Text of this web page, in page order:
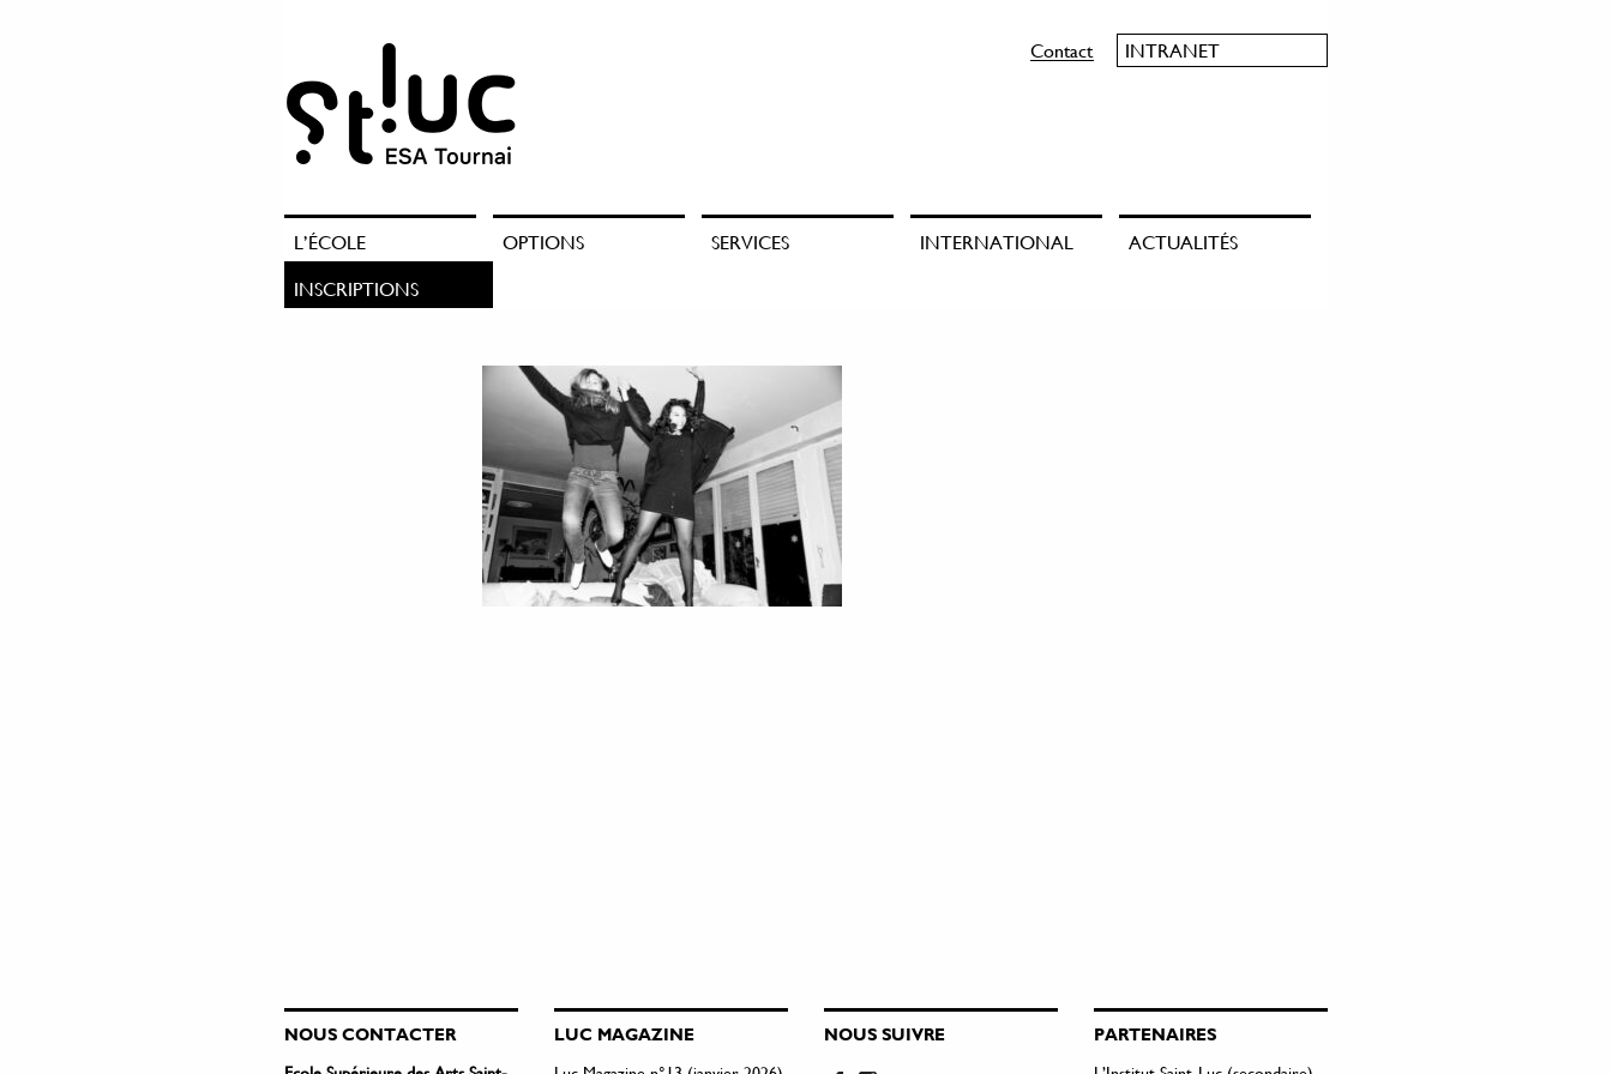
Contact INTRANET
L’ÉCOLE OPTIONS SERVICES INTERNATIONAL
ACTUALITÉS
INSCRIPTIONS
NOUS CONTACTER
LUC MAGAZINE
NOUS SUIVRE
PARTENAIRES